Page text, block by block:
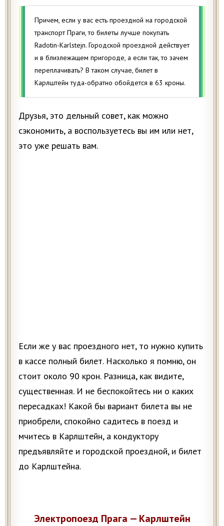
Причем, если у вас есть проездной на городской
транспорт Праги, то билеты лучше покупать
Radotin-Karlstejn. Городской проездной действует
и в близлежащем пригороде, а если так, то зачем
переплачивать? В таком случае, билет в
Карлштейн туда-обратно обойдется в 63 кроны.
Друзья, это дельный совет, как можно
сэкономить, а воспользуетесь вы им или нет,
это уже решать вам.
Если же у вас проездного нет, то нужно купить
в кассе полный билет. Насколько я помню, он
стоит около 90 крон. Разница, как видите,
существенная. И не беспокойтесь ни о каких
пересадках! Какой бы вариант билета вы не
приобрели, спокойно садитесь в поезд и
мчитесь в Карлштейн, а кондуктору
предъявляйте и городской проездной, и билет
до Карлштейна.
Электропоезд Прага — Карлштейн